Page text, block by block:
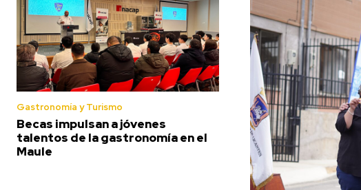
Gastronomía y Turismo
Becas impulsan a jóvenes
talentos de la gastronomía en el
Maule